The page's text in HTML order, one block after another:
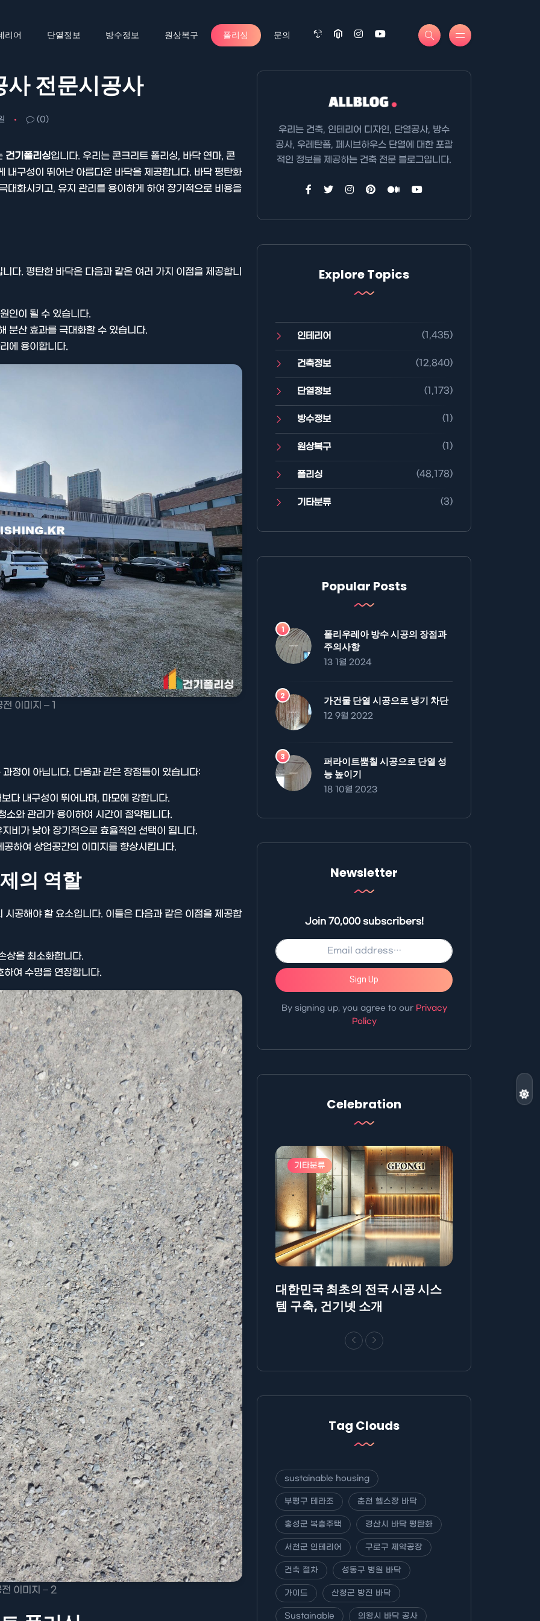
리어 단열정보 방수정보 원상복구 폴리싱 문의
사 전문시공사
(0)
건기폴리싱입니다. 우리는 콘크리트 폴리싱, 바닥 연마, 콘
내구성이 뛰어난 아름다운 바닥을 제공합니다. 바닥 평탄화
대화시키고, 유지 관리를 용이하게 하여 장기적으로 비용을
다. 평탄한 바닥은 다음과 같은 여러 가지 이점을 제공합니
인이 될 수 있습니다.
분산 효과를 극대화할 수 있습니다.
에 용이합니다.
전 이미지 – 1
정이 아닙니다. 다음과 같은 장점들이 있습니다:
다 내구성이 뛰어나며, 마모에 강합니다.
소와 관리가 용이하여 시간이 절약됩니다.
비가 낮아 장기적으로 효율적인 선택이 됩니다.
하여 상업공간의 이미지를 향상시킵니다.
의 역할
공해야 할 요소입니다. 이들은 다음과 같은 이점을 제공합
상을 최소화합니다.
여 수명을 연장합니다.
이미지 – 2
우리는 건축, 인테리어 디자인, 단열공사, 방수
공사, 우레탄폼, 페시브하우스 단열에 대한 포괄
적인 정보를 제공하는 건축 전문 블로그입니다.
Explore Topics
인테리어 (1,435)
건축정보 (12,840)
단열정보 (1,173)
방수정보 (1)
원상복구 (1)
폴리싱 (48,178)
기타분류 (3)
Popular Posts
폴리우레아 방수 시공의 장점과
주의사항
13 1월 2024
가건물 단열 시공으로 냉기 차단
12 9월 2022
퍼라이트뿜칠 시공으로 단열 성
능 높이기
18 10월 2023
Newsletter
Join 70,000 subscribers!
Sign Up
By signing up, you agree to our Privacy
Policy
Celebration
기타분류
AllBlog에 RSS 피드를 제출하는
방법에 대해 안내드립니다.
기타분류
대한민국 최초의 전국 시공 시스
템 구축, 건기넷 소개
Tag Clouds
sustainable housing
부평구 테라조 춘천 헬스장 바닥
홍성군 복층주택 경산시 바닥 평탄화
서천군 인테리어 구로구 제약공장
건축 절차 성동구 병원 바닥
가이드 산청군 방진 바닥
Sustainable 의왕시 바닥 공사